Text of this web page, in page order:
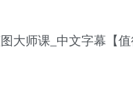
大师课_中文字幕【值